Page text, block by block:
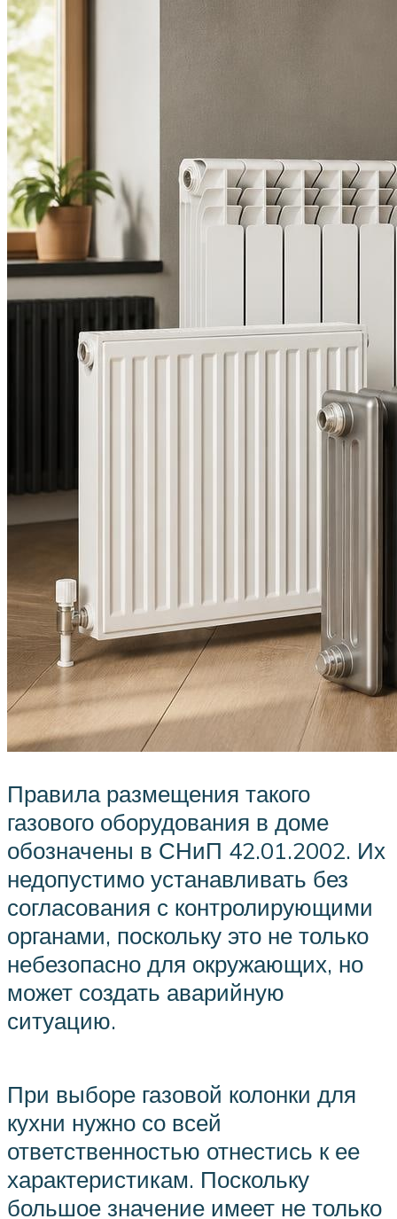
Правила размещения такого
газового оборудования в доме
обозначены в СНиП 42.01.2002. Их
недопустимо устанавливать без
согласования с контролирующими
органами, поскольку это не только
небезопасно для окружающих, но
может создать аварийную
ситуацию.
При выборе газовой колонки для
кухни нужно со всей
ответственностью отнестись к ее
характеристикам. Поскольку
большое значение имеет не только